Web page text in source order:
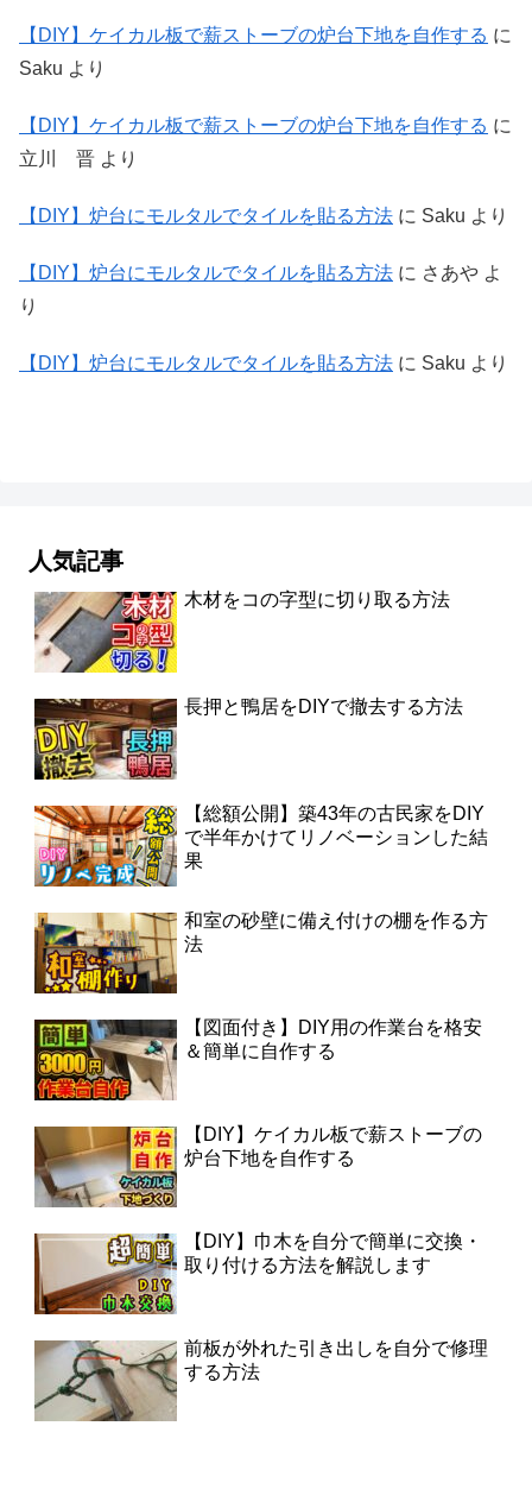
【DIY】ケイカル板で薪ストーブの炉台下地を自作する に
Saku より
【DIY】ケイカル板で薪ストーブの炉台下地を自作する に
立川 晋 より
【DIY】炉台にモルタルでタイルを貼る方法 に Saku より
【DIY】炉台にモルタルでタイルを貼る方法 に さあや よ
り
【DIY】炉台にモルタルでタイルを貼る方法 に Saku より
人気記事
木材をコの字型に切り取る方法
長押と鴨居をDIYで撤去する方法
【総額公開】築43年の古民家をDIY
で半年かけてリノベーションした結
果
和室の砂壁に備え付けの棚を作る方
法
【図面付き】DIY用の作業台を格安
＆簡単に自作する
【DIY】ケイカル板で薪ストーブの
炉台下地を自作する
【DIY】巾木を自分で簡単に交換・
取り付ける方法を解説します
前板が外れた引き出しを自分で修理
する方法